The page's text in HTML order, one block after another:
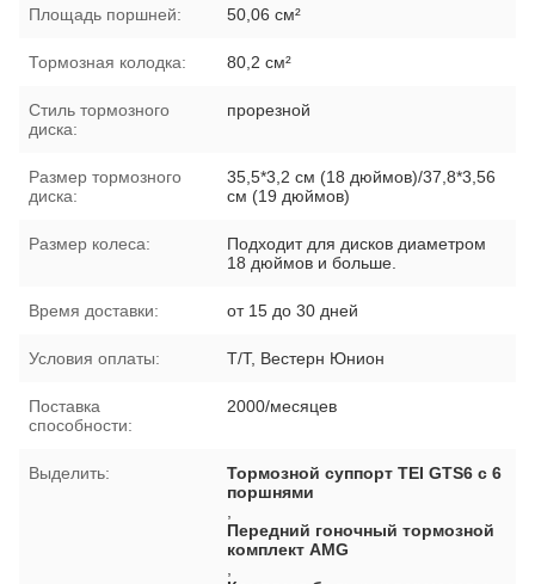
Площадь поршней: 50,06 см²
Тормозная колодка: 80,2 см²
Стиль тормозного
диска:
прорезной
Размер тормозного
диска:
35,5*3,2 см (18 дюймов)/37,8*3,56
см (19 дюймов)
Размер колеса:
Подходит для дисков диаметром
18 дюймов и больше.
Время доставки: от 15 до 30 дней
Условия оплаты: Т/Т, Вестерн Юнион
Поставка
способности:
2000/месяцев
Выделить:
Тормозной суппорт TEI GTS6 с 6
поршнями
Передний гоночный тормозной
комплект AMG